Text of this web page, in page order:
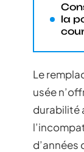
la
Le
usée
durabilité
d’années